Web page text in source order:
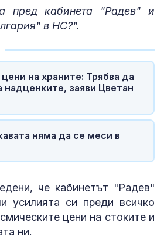
пред кабинета "Радев" и
в НС?".
на храните: Трябва да
надценките, заяви Цветан
няма да се меси в
че кабинетът "Радев"
усилията си преди всичко
цени на стоките и
ни.